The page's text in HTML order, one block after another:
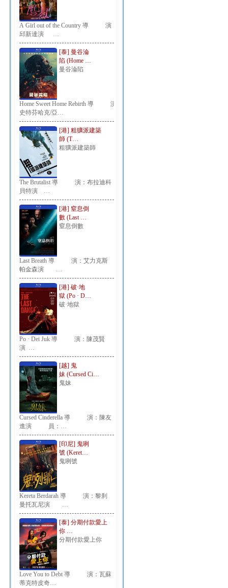
A Girl out of the Country 導 演：
邱新達演 …
[泰] 曼谷淪
陷 (Home …
曼谷淪陷
Home Sweet Home Rebirth 導 演：
史特芬哈克/亞…
[港] 粗獷派建築
師 (T…
粗獷派建築師
The Brutalist 導 演：布拉迪科
貝特演 …
[港] 窒息倒
數 (Last …
窒息倒數
Last Breath 導 演：艾力克斯
帕金森演 …
[港] 破·地
獄 (Po · D…
破·地獄
Po · Dei Juk 導 演：陳茂賢
演 …
[越] 鬼
妹 (Cursed Ci…
鬼妹
Cursed Cinderella 導 演：陳友
進演 員：…
[印尼] 鬼咧
號 (Keret…
鬼咧號
Kereta Berdarah 導 演：黎刹
曼托瓦尼演 …
[泰] 分期付款愛上
你 …
分期付款愛上你
Love You to Debt 導 演：瓦蘇
蒂克特皮奇…